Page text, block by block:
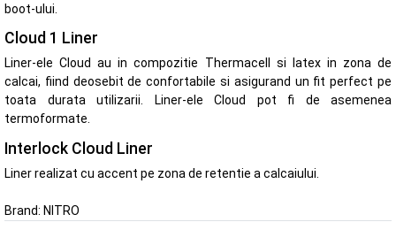
boot-ului.
Cloud 1 Liner
Liner-ele Cloud au in compozitie Thermacell si latex in zona de
calcai, fiind deosebit de confortabile si asigurand un fit perfect pe
toata durata utilizarii. Liner-ele Cloud pot fi de asemenea
termoformate.
Interlock Cloud Liner
Liner realizat cu accent pe zona de retentie a calcaiului.
Brand: NITRO